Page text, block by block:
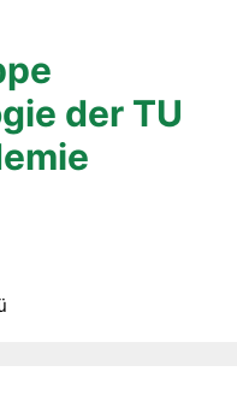
der TU